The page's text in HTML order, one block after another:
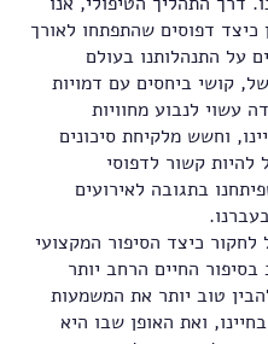
כיצד דפוסים שהתפתחו לאורך
על התנהלותנו בעולם
קושי ביחסים עם דמויות
עשוי לנבוע מחוויות
וחשש מלקיחת סיכונים
להיות קשור לדפוסי
בתגובה לאירועים
לחקור כיצד הסיפור המקצועי
החיים הרחב יותר
טוב יותר את המשמעות
ואת האופן שבו היא